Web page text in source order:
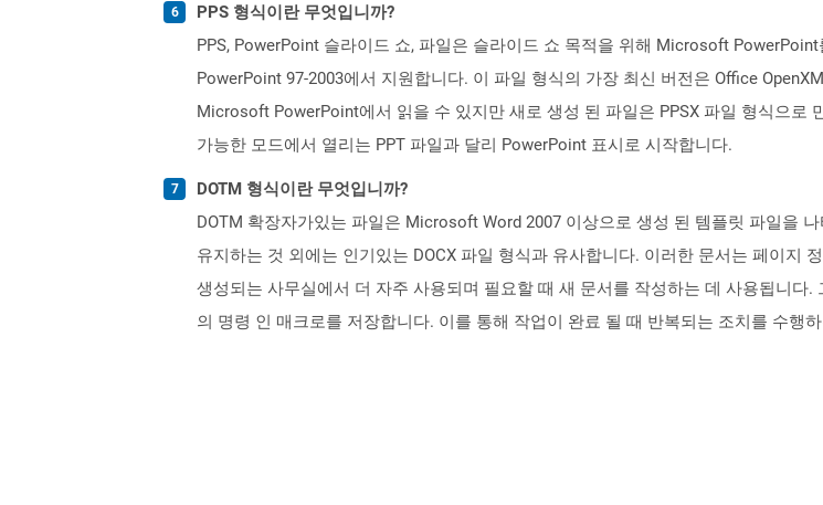
PPS 형식이란 무엇입니까?
PPS, PowerPoint 슬라이드 쇼, 파일은 슬라이드 쇼 목적을 위해 Microsoft
PowerPoint 97-2003에서 지원합니다. 이 파일 형식의 가장 최신 버전은 Office
Microsoft PowerPoint에서 읽을 수 있지만 새로 생성 된 파일은 PPSX 파일 형식으로
가능한 모드에서 열리는 PPT 파일과 달리 PowerPoint 표시로 시작합니다.
DOTM 형식이란 무엇입니까?
DOTM 확장자가있는 파일은 Microsoft Word 2007 이상으로 생성 된 템플릿 파일을
유지하는 것 외에는 인기있는 DOCX 파일 형식과 유사합니다. 이러한 문서는 페이지
생성되는 사무실에서 더 자주 사용되며 필요할 때 새 문서를 작성하는 데 사용됩니다
의 명령 인 매크로를 저장합니다. 이를 통해 작업이 완료 될 때 반복되는 조치를 수행